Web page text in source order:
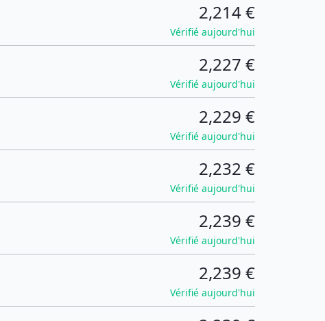
2,214 €
Vérifié aujourd'hui
2,227 €
Vérifié aujourd'hui
2,229 €
Vérifié aujourd'hui
2,232 €
Vérifié aujourd'hui
2,239 €
Vérifié aujourd'hui
2,239 €
Vérifié aujourd'hui